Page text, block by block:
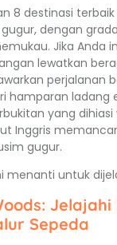
8 destinasi
dengan
Jika Anda
lewatkan
perjalanan
hamparan ladang
yang
Inggris
gugur.
menanti untuk
Jelajahi
Sepeda